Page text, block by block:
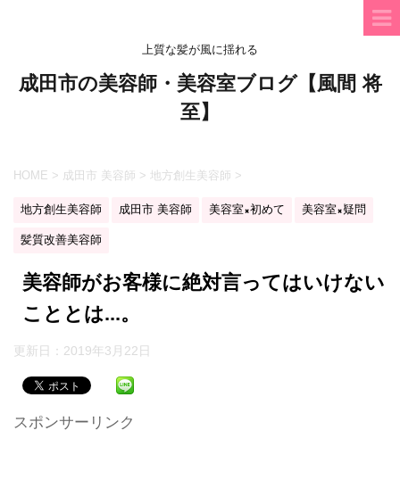
上質な髪が風に揺れる
成田市の美容師・美容室ブログ【風間 将
至】
HOME > 成田市 美容師 > 地方創生美容師 >
地方創生美容師 成田市 美容師 美容室×初めて 美容室×疑問
髪質改善美容師
美容師がお客様に絶対言ってはいけない
こととは...。
更新日： 2019年3月22日
スポンサーリンク